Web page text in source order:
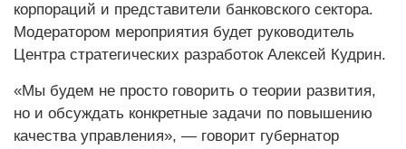
корпораций и представители банковского сектора.
Модератором мероприятия будет руководитель
Центра стратегических разработок Алексей Кудрин.
«Мы будем не просто говорить о теории развития,
но и обсуждать конкретные задачи по повышению
качества управления», — говорит губернатор